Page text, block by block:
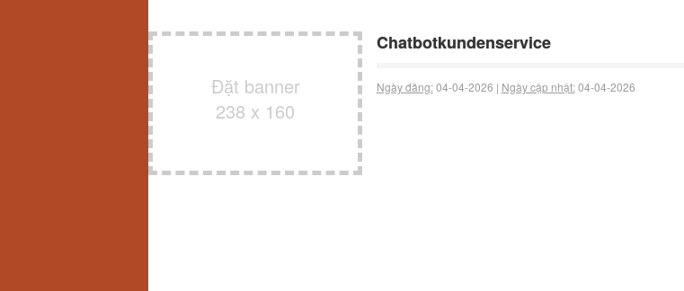
Đặt banner
238 x 160
Chatbotkundenservice
Ngày đăng:04-04-2026 | Ngày cập nhật:04-04-2026